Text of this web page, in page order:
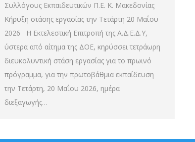
Συλλόγους Εκπαιδευτικών Π.Ε. Κ. Μακεδονίας
Κήρυξη στάσης εργασίας την Τετάρτη 20 Μαΐου
2026 Η Εκτελεστική Επιτροπή της Α.Δ.Ε.Δ.Υ,
ύστερα από αίτημα της ΔΟΕ, κηρύσσει τετράωρη
διευκολυντική στάση εργασίας για το πρωινό
πρόγραμμα, για την πρωτοβάθμια εκπαίδευση
την Τετάρτη, 20 Μαΐου 2026, ημέρα
διεξαγωγής…